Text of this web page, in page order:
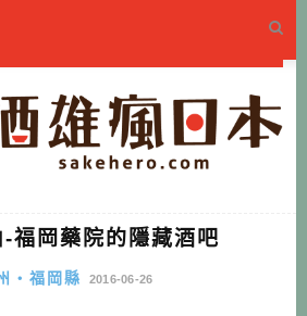
福岡藥院的隱藏酒吧
・福岡縣 2016-06-26